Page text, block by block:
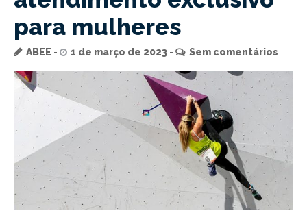
para mulheres
ABEE 1 de março de 2023 Sem comentários